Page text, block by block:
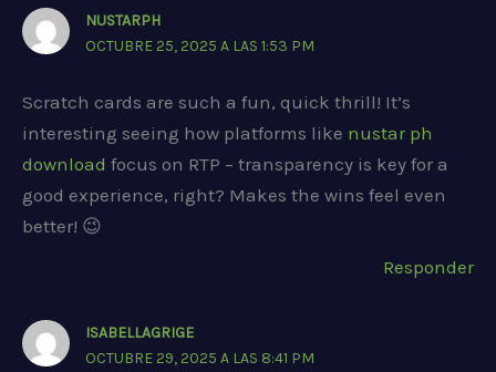
NUSTARPH
OCTUBRE 25, 2025 A LAS 1:53 PM
Scratch cards are such a fun, quick thrill! It’s
interesting seeing how platforms like nustar ph
download focus on RTP – transparency is key for a
good experience, right? Makes the wins feel even
better! 😉
Responder
ISABELLAGRIGE
OCTUBRE 29, 2025 A LAS 8:41 PM